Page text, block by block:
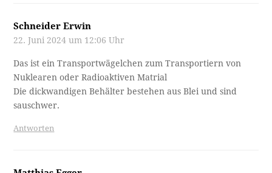
Schneider Erwin
22. Juni 2024 um 12:06 Uhr
Das ist ein Transportwägelchen zum Transportiern von
Nuklearen oder Radioaktiven Matrial
Die dickwandigen Behälter bestehen aus Blei und sind
sauschwer.
Antworten